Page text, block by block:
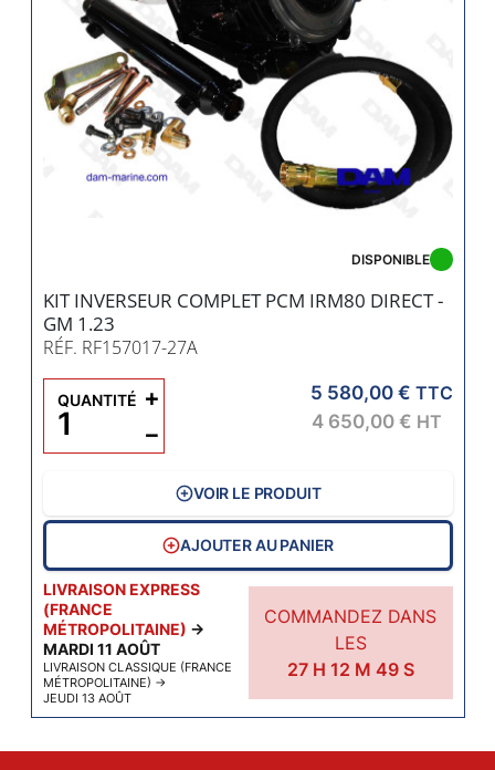
KIT INVERSEUR COMPLET PCM IRM80 DIRECT -
GM 1.23
RÉF. RF157017-27A
LIVRAISON EXPRESS
(FRANCE
MÉTROPOLITAINE) →
MARDI 11 AOÛT
LIVRAISON CLASSIQUE (FRANCE
MÉTROPOLITAINE) →
JEUDI 13 AOÛT
COMMANDEZ DANS
LES
27H 12 M 48S
DISPONIBLE
5 580,00 € TTC
4 650,00 € HT
QUANTITÉ
−
+
VOIR LE PRODUIT
AJOUTER AU PANIER